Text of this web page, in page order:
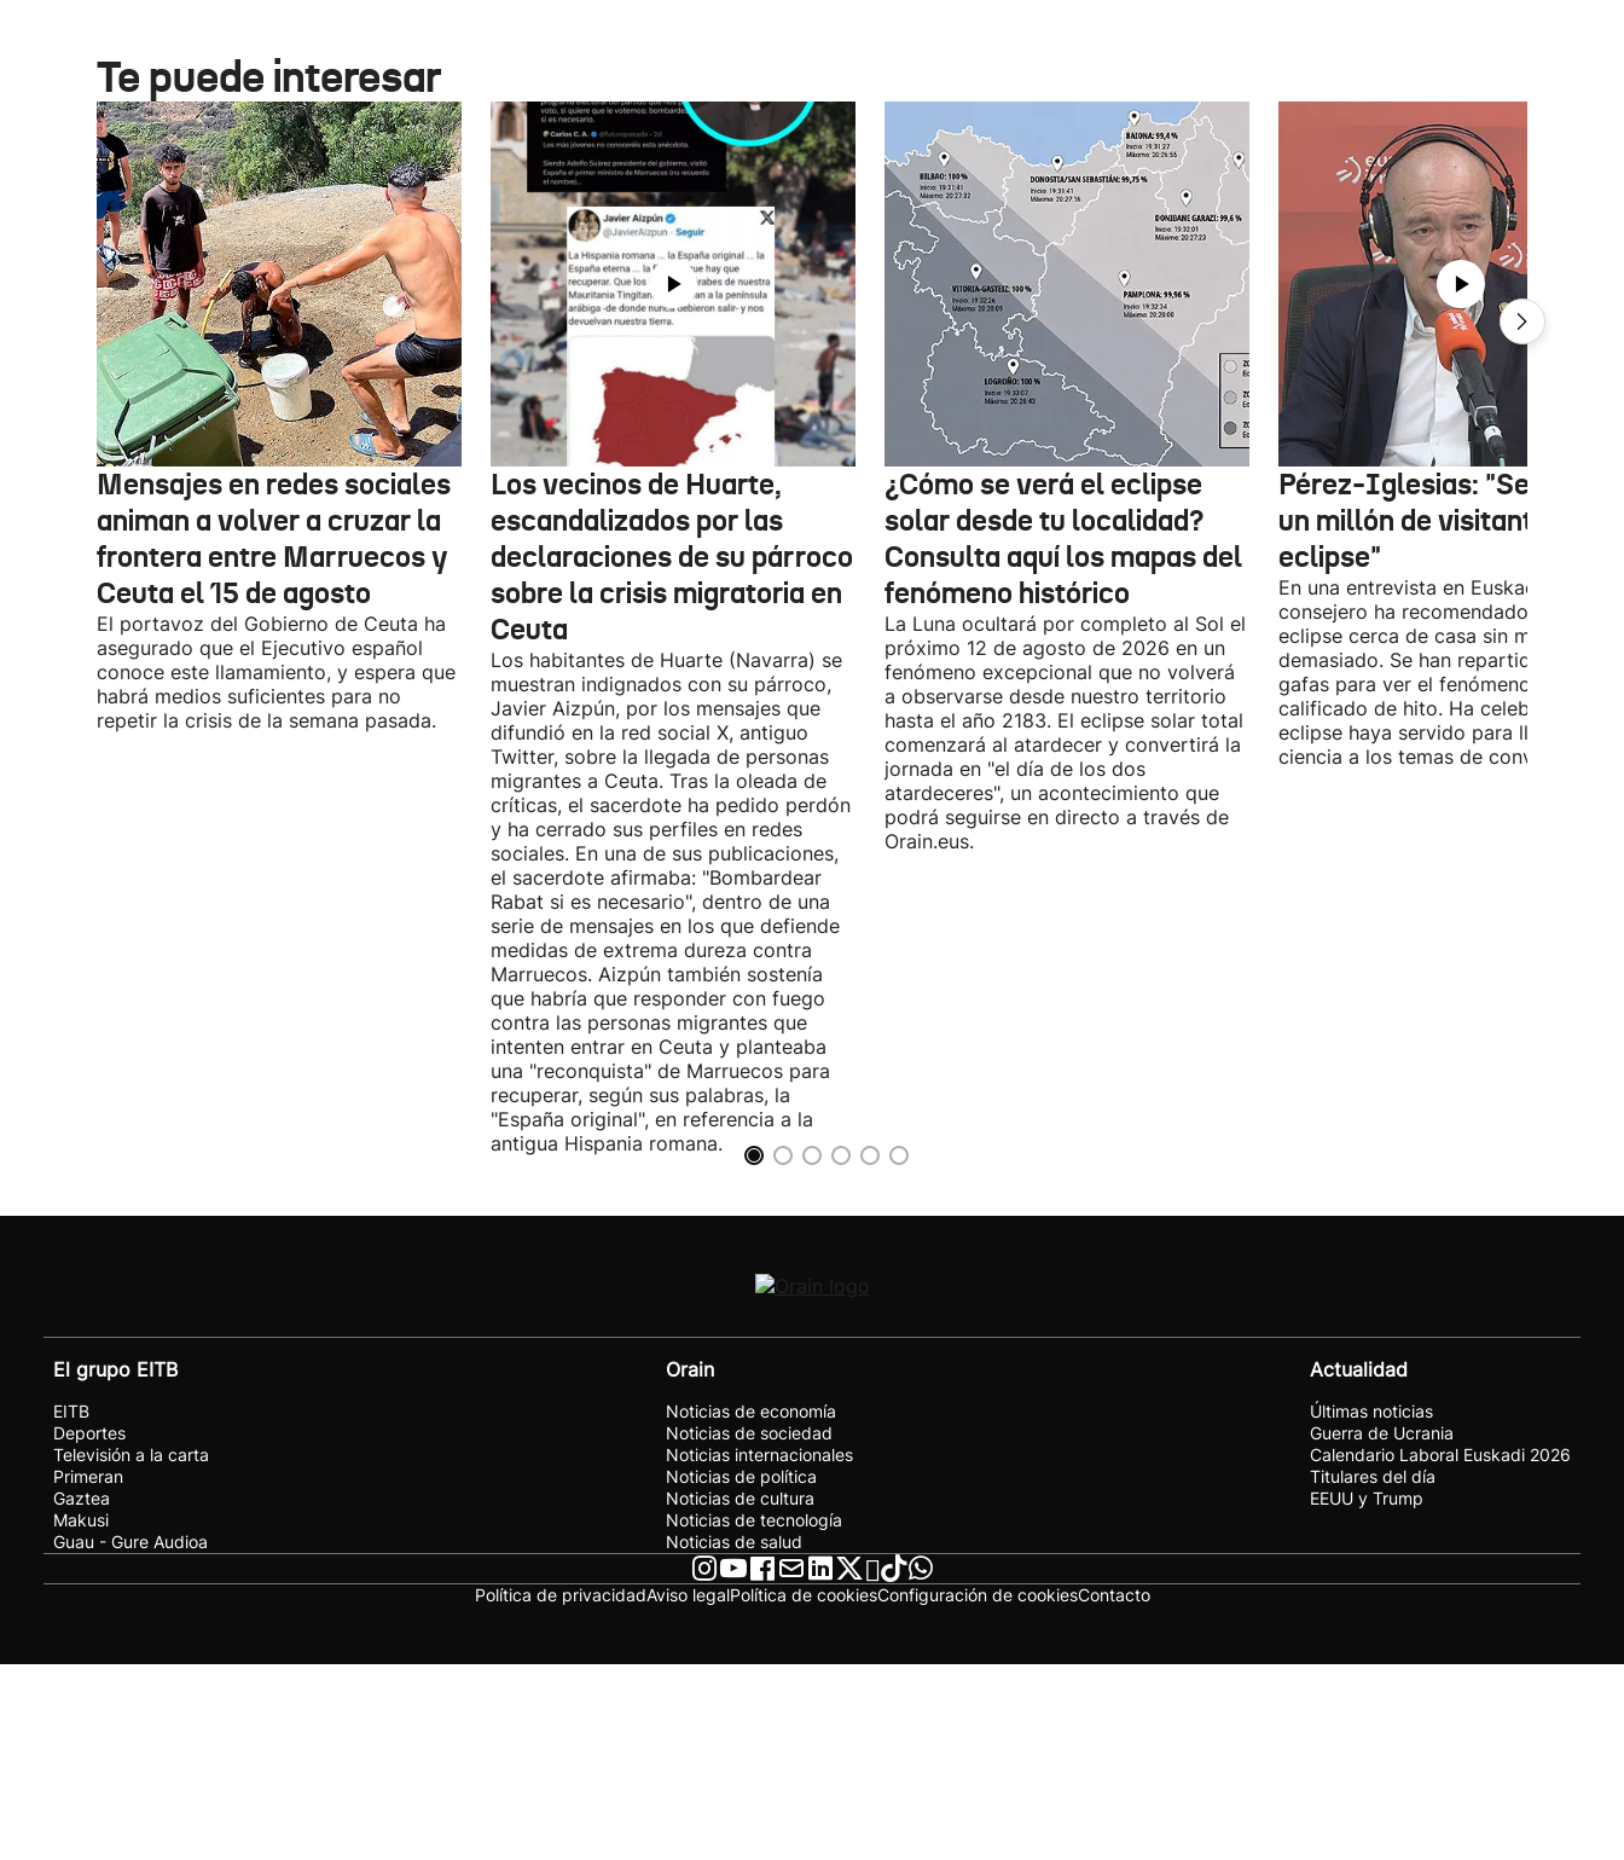
Te puede interesar
Mensajes en redes sociales
animan a volver a cruzar la
frontera entre Marruecos y
Ceuta el 15 de agosto
El portavoz del Gobierno de Ceuta ha
asegurado que el Ejecutivo español
conoce este llamamiento, y espera que
habrá medios suficientes para no
repetir la crisis de la semana pasada.
Los vecinos de Huarte,
escandalizados por las
declaraciones de su párroco
sobre la crisis migratoria en
Ceuta
Los habitantes de Huarte (Navarra) se
muestran indignados con su párroco,
Javier Aizpún, por los mensajes que
difundió en la red social X, antiguo
Twitter, sobre la llegada de personas
migrantes a Ceuta. Tras la oleada de
críticas, el sacerdote ha pedido perdón
y ha cerrado sus perfiles en redes
sociales. En una de sus publicaciones,
el sacerdote afirmaba: "Bombardear
Rabat si es necesario", dentro de una
serie de mensajes en los que defiende
medidas de extrema dureza contra
Marruecos. Aizpún también sostenía
que habría que responder con fuego
contra las personas migrantes que
intenten entrar en Ceuta y planteaba
una "reconquista" de Marruecos para
recuperar, según sus palabras, la
"España original", en referencia a la
antigua Hispania romana.
¿Cómo se verá el eclipse
solar desde tu localidad?
Consulta aquí los mapas del
fenómeno histórico
La Luna ocultará por completo al Sol el
próximo 12 de agosto de 2026 en un
fenómeno excepcional que no volverá
a observarse desde nuestro territorio
hasta el año 2183. El eclipse solar total
comenzará al atardecer y convertirá la
jornada en "el día de los dos
atardeceres", un acontecimiento que
podrá seguirse en directo a través de
Orain.eus.
Pérez-Iglesias: "Se
un millón de visitantes por
eclipse"
En una entrevista en Euskadi Irratia,
consejero ha recomendado ver el
eclipse cerca de casa sin moverse
demasiado. Se han repartido miles de
gafas para ver el fenómeno que ya
calificado de hito. Ha celebrado que
eclipse haya servido para llevar la
ciencia a los temas de conversación.
El grupo EITB
EITB
Deportes
Televisión a la carta
Primeran
Gaztea
Makusi
Guau - Gure Audioa
Orain
Noticias de economía
Noticias de sociedad
Noticias internacionales
Noticias de política
Noticias de cultura
Noticias de tecnología
Noticias de salud
Actualidad
Últimas noticias
Guerra de Ucrania
Calendario Laboral Euskadi 2026
Titulares del día
EEUU y Trump
Política de privacidadAviso legalPolítica de cookiesConfiguración de cookiesContacto